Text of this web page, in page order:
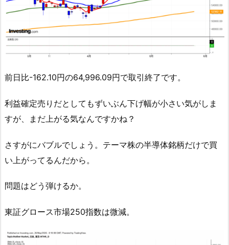
前日比-162.10円の64,996.09円で取引終了です。
利益確定売りだとしてもずいぶん下げ幅が小さい気がしま
すが、まだ上がる気なんですかね？
さすがにバブルでしょう。テーマ株の半導体銘柄だけで買
い上がってるんだから。
問題はどう弾けるか。
東証グロース市場250指数は微減。